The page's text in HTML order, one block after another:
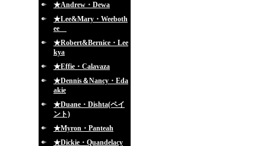
★Andrew・Dewa
★Lee&Mary・Weeboth
ee
★Robert&Bernice・Lee
kya
★Effie・Calavaza
★Dennis＆Nancy・Eda
akie
★Duane・Dishta(ペイ
ント)
★Myron・Panteah
★Dickie・Quandelacy